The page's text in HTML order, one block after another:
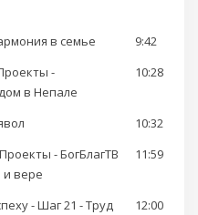
в семье
9:42
-
в Непале
10:28
10:32
- БогБлагТВ
и вере
11:59
- Шаг 21 - Труд
12:00